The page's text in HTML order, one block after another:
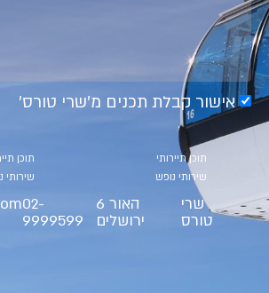
אישור קבלת תכנים מ׳שרי טורס׳
קטגוריות
תוכן תיירותי
שירותי נופש
תוכן
שירותי
שרי
טורס
האור 6
ירושלים
02-
9999599